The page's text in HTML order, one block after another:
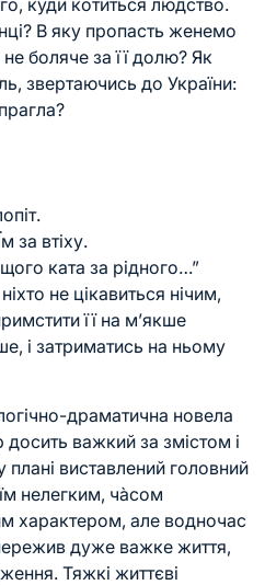
куди котиться людство.
В яку пропасть женемо
боляче за її долю? Як
звертаючись до України:
за втіху.
ката за рідного…”
не цікавиться нічим,
її на м’якше
і затриматись на ньому
драматична новела
важкий за змістом і
виставлений головний
нелегким, чàсом
характером, але водночас
дуже важке життя,
Тяжкі життєві